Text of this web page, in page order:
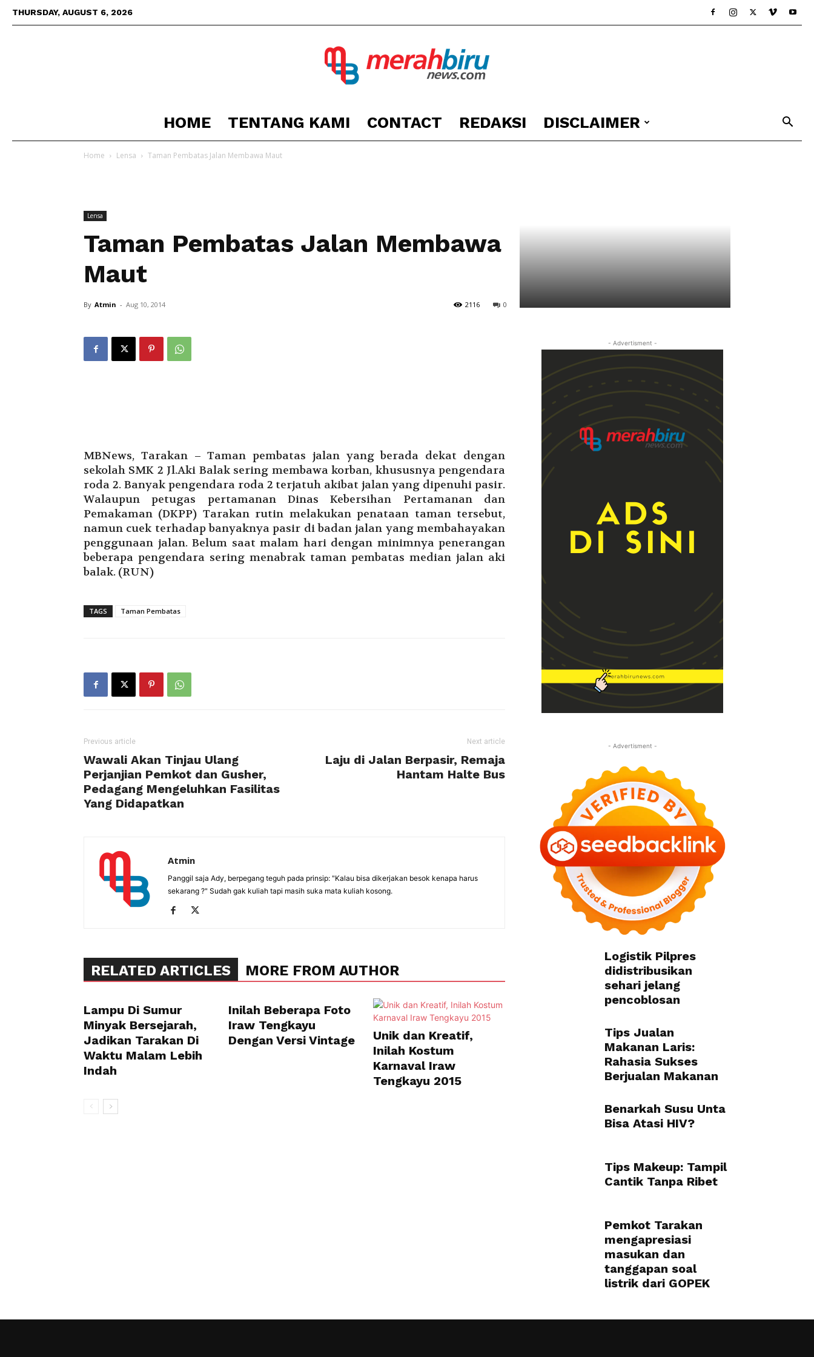
THURSDAY, AUGUST 6, 2026
Berita
HOME TENTANG KAMI CONTACT REDAKSI DISCLAIMER
Home Lensa Taman Pembatas Jalan Membawa Maut
Lensa
Taman Pembatas Jalan Membawa
Maut
By Atmin - Aug 10, 2014 0
2116
MBNews, Tarakan – Taman pembatas jalan yang berada dekat dengan
sekolah SMK 2 Jl.Aki Balak sering membawa korban, khususnya pengendara
roda 2. Banyak pengendara roda 2 terjatuh akibat jalan yang dipenuhi pasir.
Walaupun petugas pertamanan Dinas Kebersihan Pertamanan dan
Pemakaman (DKPP) Tarakan rutin melakukan penataan taman tersebut,
namun cuek terhadap banyaknya pasir di badan jalan yang membahayakan
penggunaan jalan. Belum saat malam hari dengan minimnya penerangan
beberapa pengendara sering menabrak taman pembatas median jalan aki
balak. (RUN)
TAGS Taman Pembatas
Previous article
Wawali Akan Tinjau Ulang
Perjanjian Pemkot dan Gusher,
Pedagang Mengeluhkan Fasilitas
Yang Didapatkan
Next article
Laju di Jalan Berpasir, Remaja
Hantam Halte Bus
Atmin
Panggil saja Ady, berpegang teguh pada prinsip: "Kalau bisa dikerjakan besok kenapa harus
sekarang ?" Sudah gak kuliah tapi masih suka mata kuliah kosong.
RELATED ARTICLES MORE FROM AUTHOR
Lampu Di Sumur
Minyak Bersejarah,
Jadikan Tarakan Di
Waktu Malam Lebih
Indah
Inilah Beberapa Foto
Iraw Tengkayu
Dengan Versi Vintage
Unik dan Kreatif,
Inilah Kostum
Karnaval Iraw
Tengkayu 2015
- Advertisment -
- Advertisment -
Logistik Pilpres
didistribusikan
sehari jelang
pencoblosan
Tips Jualan
Makanan Laris:
Rahasia Sukses
Berjualan Makanan
Benarkah Susu Unta
Bisa Atasi HIV?
Tips Makeup: Tampil
Cantik Tanpa Ribet
Pemkot Tarakan
mengapresiasi
masukan dan
tanggapan soal
listrik dari GOPEK